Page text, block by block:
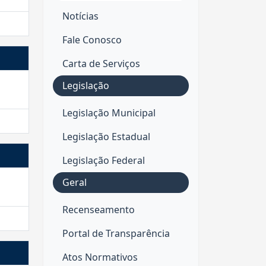
Notícias
Fale Conosco
Carta de Serviços
Legislação
Legislação Municipal
Legislação Estadual
Legislação Federal
Geral
Recenseamento
Portal de Transparência
Atos Normativos